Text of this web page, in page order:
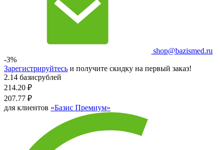
shop@bazismed.ru
-3%
Зарегистрируйтесь и получите скидку на первый заказ!
2.14 базисрублей
214.20 ₽
207.77 ₽
для клиентов «Базис Премиум»